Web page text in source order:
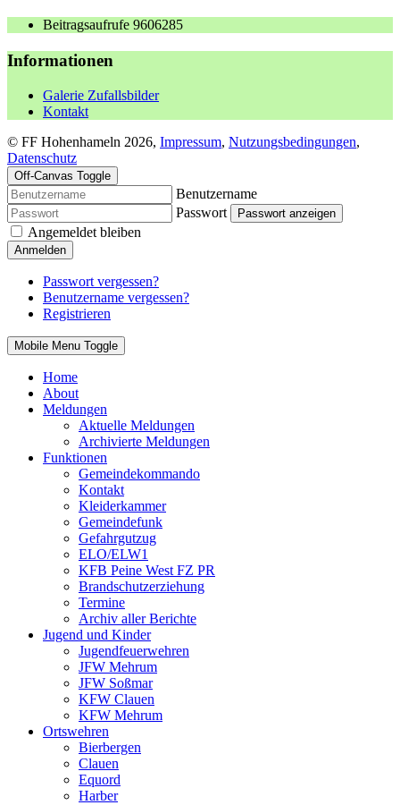
Beitragsaufrufe 9606285
Informationen
Galerie Zufallsbilder
Kontakt
© FF Hohenhameln 2026, Impressum, Nutzungsbedingungen,
Datenschutz
Off-Canvas Toggle
Benutzername
Passwort
Passwort anzeigen
Angemeldet bleiben
Anmelden
Passwort vergessen?
Benutzername vergessen?
Registrieren
Mobile Menu Toggle
Home
About
Meldungen
Aktuelle Meldungen
Archivierte Meldungen
Funktionen
Gemeindekommando
Kontakt
Kleiderkammer
Gemeindefunk
Gefahrgutzug
ELO/ELW1
KFB Peine West FZ PR
Brandschutzerziehung
Termine
Archiv aller Berichte
Jugend und Kinder
Jugendfeuerwehren
JFW Mehrum
JFW Soßmar
KFW Clauen
KFW Mehrum
Ortswehren
Bierbergen
Clauen
Equord
Harber